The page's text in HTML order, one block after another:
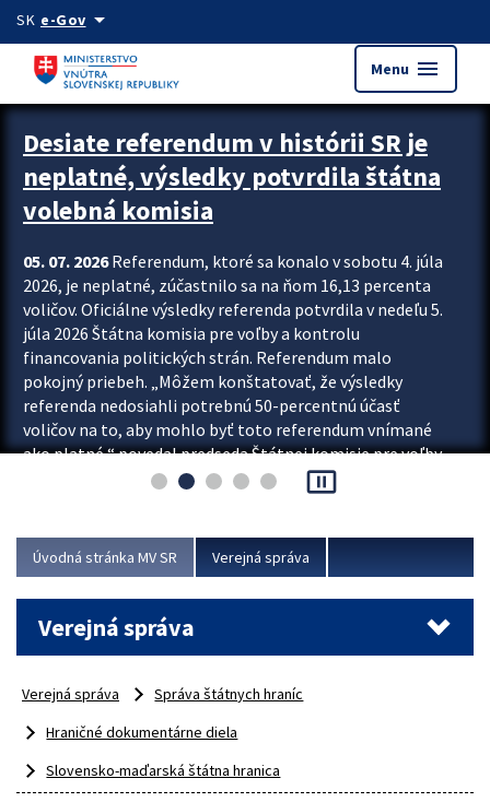
Preskocit na hlavný obsah
SK e-Govarrow_drop_down
Menu menu
Zastavit automatický posun upútavok
Desiate referendum v histórii SR je
neplatné, výsledky potvrdila štátna
volebná komisia
05. 07. 2026Referendum, ktoré sa konalo v sobotu 4. júla
2026, je neplatné, zúčastnilo sa na ňom 16,13 percenta
voličov. Oficiálne výsledky referenda potvrdila v nedeľu 5.
júla 2026 Štátna komisia pre voľby a kontrolu
financovania politických strán. Referendum malo
pokojný priebeh. „Môžem konštatovať, že výsledky
referenda nedosiahli potrebnú 50-percentnú účasť
voličov na to, aby mohlo byť toto referendum vnímané
ako platné,“ povedal predseda Štátnej komisie pre voľby
a kontrolu financovania politických...
pause_presentation
Úvodná stránka MV SR Verejná správa
Verejná správa
Verejná správa
Správa štátnych hraníc
Hraničné dokumentárne diela
Slovensko-maďarská štátna hranica